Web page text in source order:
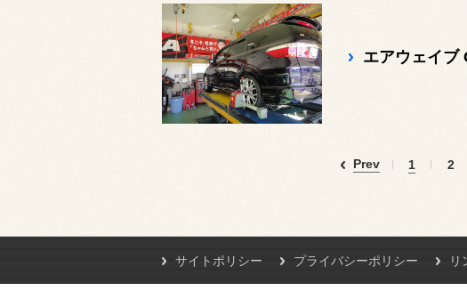
エアウェイブ
Prev 1 2
サイトポリシー プライバシーポリシー リ